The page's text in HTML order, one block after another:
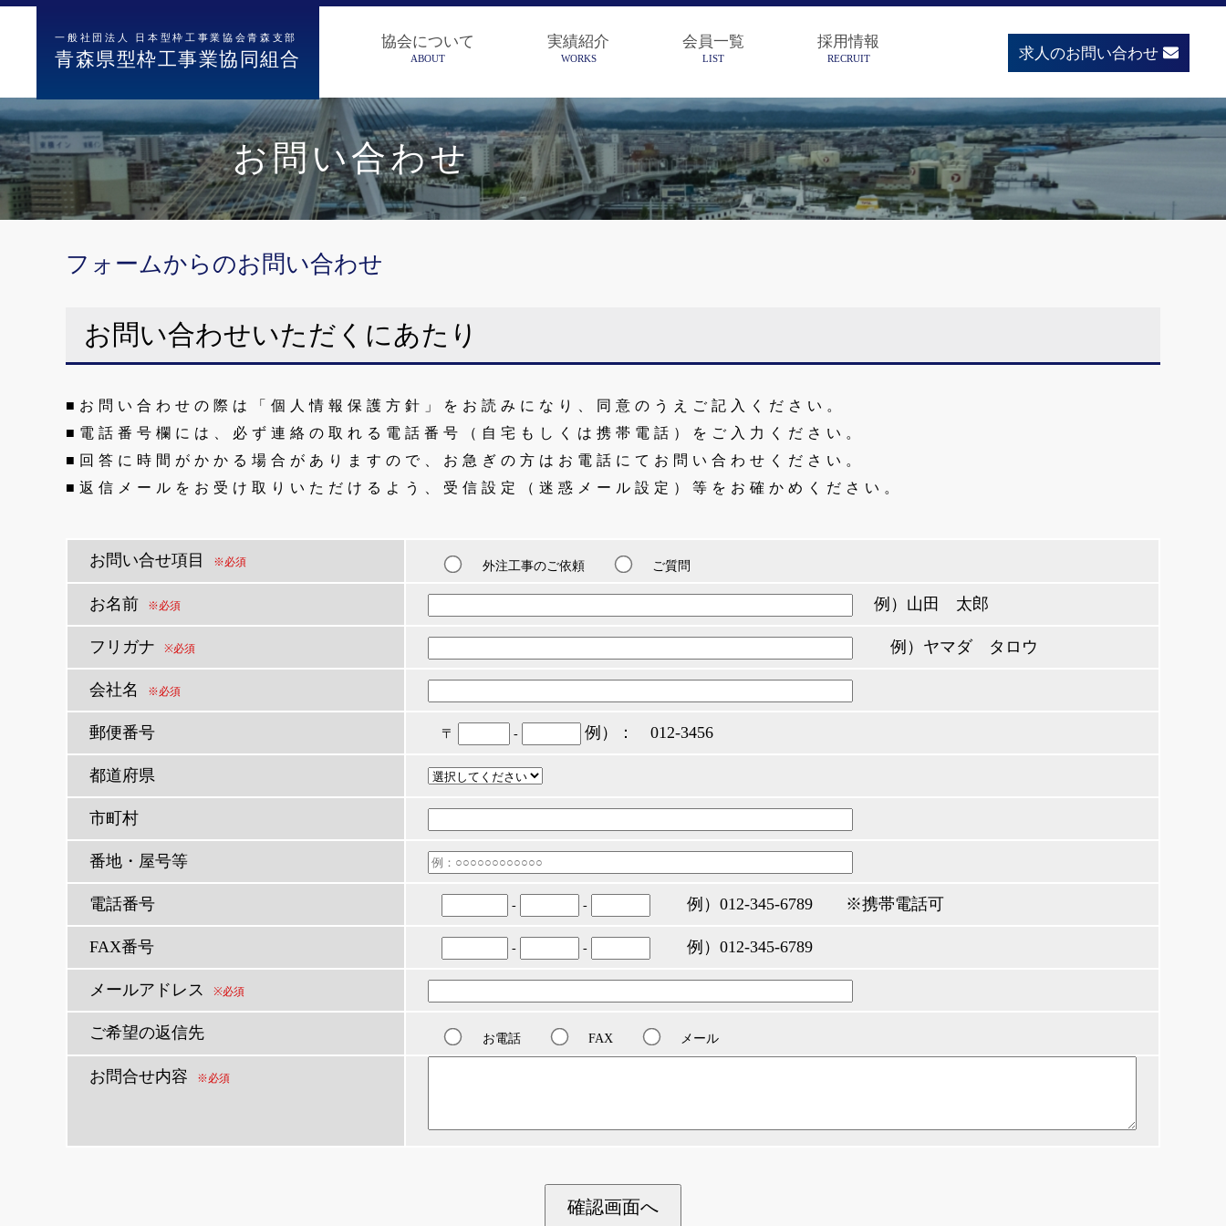
一般社団法人 日本型枠工事業協会青森支部
青森県型枠工事業協同組合
協会について
ABOUT
実績紹介
WORKS
会員一覧
LIST
採用情報
RECRUIT 求人のお問い合わせ
お問い合わせ
フォームからのお問い合わせ
お問い合わせいただくにあたり
お問い合わせの際は「個人情報保護方針」をお読みになり、同意のうえご記入ください。
電話番号欄には、必ず連絡の取れる電話番号（自宅もしくは携帯電話）をご入力ください。
回答に時間がかかる場合がありますので、お急ぎの方はお電話にてお問い合わせください。
返信メールをお受け取りいただけるよう、受信設定（迷惑メール設定）等をお確かめください。
お問い合せ項目 ※必須 外注工事のご依頼 ご質問
お名前 ※必須 例）山田 太郎
フリガナ ※必須 例）ヤマダ タロウ
会社名 ※必須
郵便番号 〒 - 例）： 012-3456
都道府県
市町村
番地・屋号等
電話番号 - - 例）012-345-6789 ※携帯電話可
FAX番号 - - 例）012-345-6789
メールアドレス ※必須
ご希望の返信先 お電話 FAX メール
お問合せ内容 ※必須